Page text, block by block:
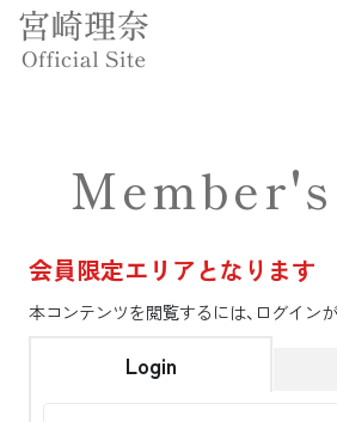
会員限定エリアとなります
本コンテンツを閲覧するには、ログイン
Login